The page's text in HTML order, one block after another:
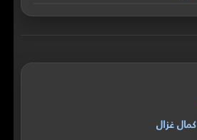
كمال غزال